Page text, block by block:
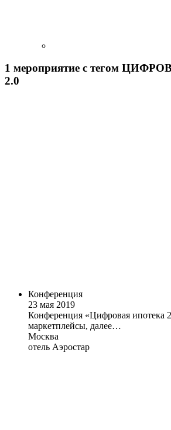
1 мероприятие с тегом
2.0
Конференция
23 мая 2019
Конференция «Цифровая ипотека
маркетплейсы, далее…
Москва
отель Аэростар